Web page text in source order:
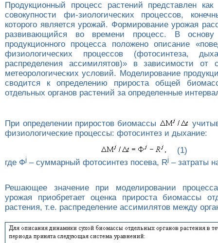
Продукционный процесс растений представлен как
совокупности фи-зиологических процессов,
которого является урожай. Формирование урожая
развивающийся во времени процесс. В основу
продукционного процесса положено описание
физиологических процессов (фотосинтеза,
распределения ассимилятов)» в зависимости от
метеорологических условий. Моделирование
сводится к определению прироста общей
отдельных органов растений за определенные
При определении приростов биомассы
физиологические процессы: фотосинтез и дыхание:
(1)
где Фj – суммарный фотосинтез посева, Rj – затраты
Решающее значение при моделировании
урожая приобретает оценка прироста биомассы
растения, т.е. распределение ассимилятов между